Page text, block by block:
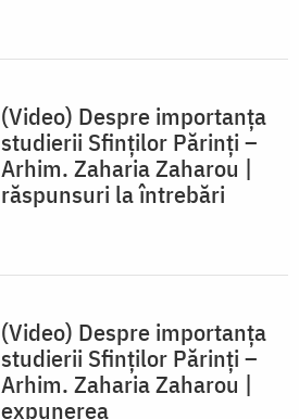
(Video) Despre importanța
studierii Sfinților Părinți –
Arhim. Zaharia Zaharou |
răspunsuri la întrebări
(Video) Despre importanța
studierii Sfinților Părinți –
Arhim. Zaharia Zaharou |
expunerea